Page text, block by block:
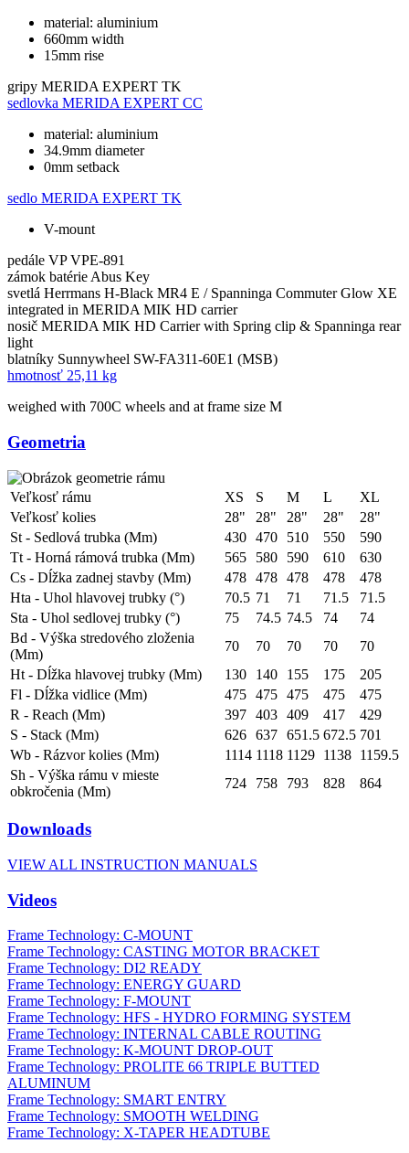
material: aluminium
660mm width
15mm rise
gripy MERIDA EXPERT TK
sedlovka MERIDA EXPERT CC
material: aluminium
34.9mm diameter
0mm setback
sedlo MERIDA EXPERT TK
V-mount
pedále VP VPE-891
zámok batérie Abus Key
svetlá Herrmans H-Black MR4 E / Spanninga Commuter Glow XE
integrated in MERIDA MIK HD carrier
nosič MERIDA MIK HD Carrier with Spring clip & Spanninga rear
light
blatníky Sunnywheel SW-FA311-60E1 (MSB)
hmotnosť 25,11 kg
weighed with 700C wheels and at frame size M
Geometria
Veľkosť rámu XS S M L
XL
Veľkosť kolies
28" 28" 28" 28"
28"
St - Sedlová trubka (Mm)
430 470 510 550
590
Tt - Horná rámová trubka (Mm)
565 580 590 610
630
Cs - Dĺžka zadnej stavby (Mm)
478 478 478 478
478
Hta - Uhol hlavovej trubky (°)
70.5 71 71 71.5
71.5
Sta - Uhol sedlovej trubky (°)
75 74.5 74.5 74
74
Bd - Výška stredového zloženia
(Mm)
70 70 70 70
70
Ht - Dĺžka hlavovej trubky (Mm)
130 140 155 175
205
Fl - Dĺžka vidlice (Mm)
475 475 475 475
475
R - Reach (Mm)
397 403 409 417
429
S - Stack (Mm)
626 637 651.5 672.5 701
Wb - Rázvor kolies (Mm)
1114 1118 1129 1138 1159.5
Sh - Výška rámu v mieste
obkročenia (Mm)
724 758 793 828 864
Downloads
VIEW ALL INSTRUCTION MANUALS
Videos
Frame Technology: C-MOUNT
Frame Technology: CASTING MOTOR BRACKET
Frame Technology: DI2 READY
Frame Technology: ENERGY GUARD
Frame Technology: F-MOUNT
Frame Technology: HFS - HYDRO FORMING SYSTEM
Frame Technology: INTERNAL CABLE ROUTING
Frame Technology: K-MOUNT DROP-OUT
Frame Technology: PROLITE 66 TRIPLE BUTTED
ALUMINUM
Frame Technology: SMART ENTRY
Frame Technology: SMOOTH WELDING
Frame Technology: X-TAPER HEADTUBE